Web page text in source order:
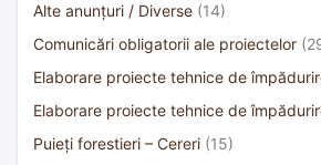
Alte anunțuri / Diverse (14)
Comunicări obligatorii ale proiectelor
Elaborare proiecte tehnice de
Elaborare proiecte tehnice de
Puieți forestieri – Cereri (15)